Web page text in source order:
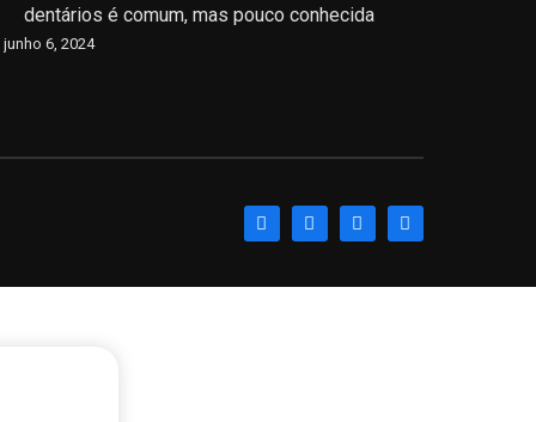
dentários é comum, mas pouco conhecida
junho 6, 2024